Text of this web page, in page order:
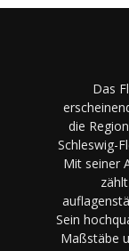
Das
die
Schleswig-
Mit seiner
Sein
Maßstäbe